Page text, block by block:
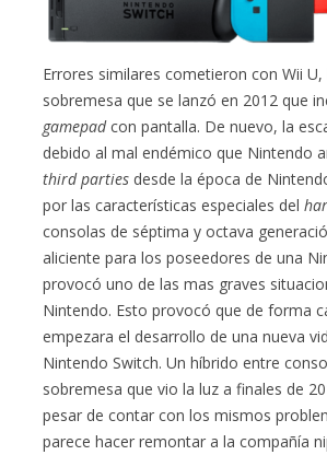
Errores similares cometieron con Wii
sobremesa que se lanzó en 2012 que
gamepadcon pantalla. De nuevo, la
debido al mal endémico que Nintendo
third parties desde la época de
por las características especiales del
consolas de séptima y octava
aliciente para los poseedores de una
provocó uno de las mas graves
Nintendo. Esto provocó que de forma
empezara el desarrollo de una nueva
Nintendo Switch. Un híbrido entre
sobremesa que vio la luz a finales de
pesar de contar con los mismos
parece hacer remontar a la compañía